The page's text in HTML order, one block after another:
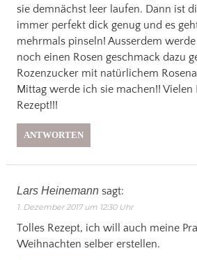
sie demnächst leer laufen. Dann ist
immer perfekt dick genug und es
mehrmals pinseln! Ausserdem
noch einen Rosen geschmack dazu
Rozenzucker mit natürlichem
Mittag werde ich sie machen!!
Rezept!!!
ANTWORTEN
Lars Heinemann sagt:
1. Dezember 2017 um 12:30 Uhr
Tolles Rezept, ich will auch meine
Weihnachten selber erstellen.